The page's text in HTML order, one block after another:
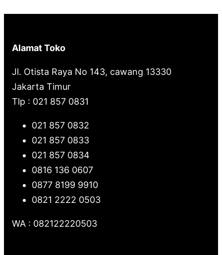
Alamat Toko
Jl. Otista Raya No 143, cawang 13330
Jakarta Timur
Tlp : 021 857 0831
021 857 0832
021 857 0833
021 857 0834
0816 136 0607
0877 8199 9910
0821 2222 0503
WA : 082122220503